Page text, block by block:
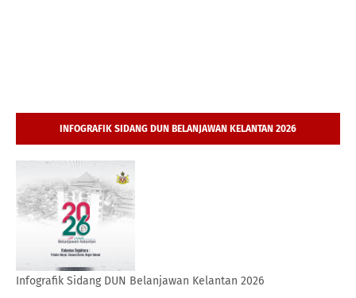
INFOGRAFIK SIDANG DUN BELANJAWAN KELANTAN 2026
Infografik Sidang DUN Belanjawan Kelantan 2026